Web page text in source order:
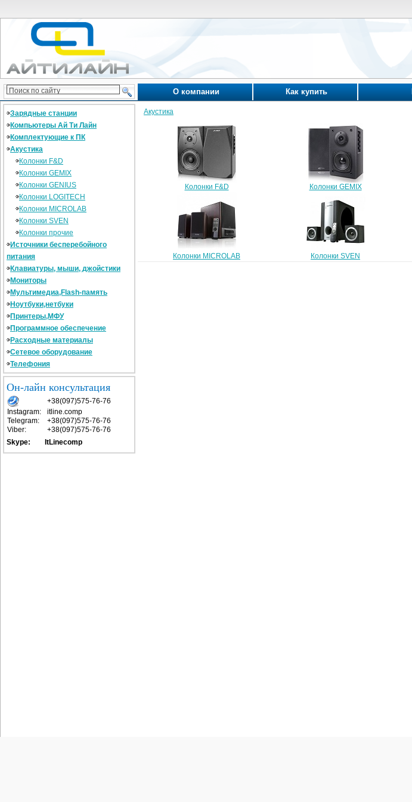
О компании Как купить
Зарядные станции
Компьютеры Ай Ти Лайн
Комплектующие к ПК
Акустика
Колонки F&D
Колонки GEMIX
Колонки GENIUS
Колонки LOGITECH
Колонки MICROLAB
Колонки SVEN
Колонки прочие
Источники бесперебойного
питания
Клавиатуры, мыши, джойстики
Мониторы
Мультимедиа,Flash-память
Ноутбуки,нетбуки
Принтеры,МФУ
Программное обеспечение
Расходные материалы
Сетевое оборудование
Телефония
Он-лайн консультация
+38(097)575-76-76
Instagram:
itline.comp
Telegram:
+38(097)575-76-76
Viber:
+38(097)575-76-76
Skype: ItLinecomp
Акустика
Колонки F&D Колонки GEMIX
Колонки MICROLAB Колонки SVEN